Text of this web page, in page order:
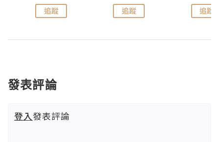
追蹤 追蹤 追蹤
發表評論
登入發表評論